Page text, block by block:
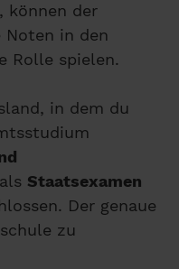
können der
Noten in den
Rolle spielen.
in dem du
Staatsexamen
Der genaue
zu